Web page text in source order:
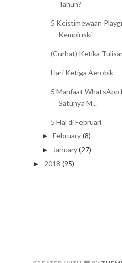
Tahun?
5 Keistimewaan
Kempinski
(Curhat) Ketika
Hari Ketiga Aerobik
5 Manfaat WhatsApp
Satunya M...
5 Hal di Februari
► February(8)
► January(27)
► 2018 (95)